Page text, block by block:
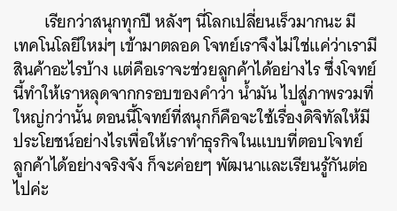
เรียกว่าสนุกทุกปี หลังๆ นี่โลกเปลี่ยนเร็วมากนะ มี
เทคโนโลยีใหม่ๆ เข้ามาตลอด โจทย์เราจึงไม่ใช่แค่ว่าเรามี
สินค้าอะไรบ้าง แต่คือเราจะช่วยลูกค้าได้อย่างไร ซึ่งโจทย์
นี้ทำให้เราหลุดจากกรอบของคำว่า น้ำมัน ไปสู่ภาพรวมที่
ใหญ่กว่านั้น ตอนนี้โจทย์ที่สนุกก็คือจะใช้เรื่องดิจิทัลให้มี
ประโยชน์อย่างไรเพื่อให้เราทำธุรกิจในแบบที่ตอบโจทย์
ลูกค้าได้อย่างจริงจัง ก็จะค่อยๆ พัฒนาและเรียนรู้กันต่อ
ไปค่ะ